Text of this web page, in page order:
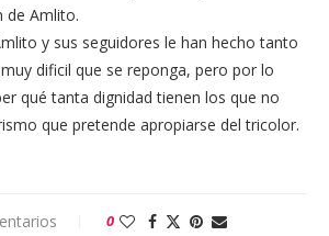
de Amlito.
y sus seguidores le han hecho tanto
dificil que se reponga, pero por lo
qué tanta dignidad tienen los que no
que pretende apropiarse del tricolor.
0